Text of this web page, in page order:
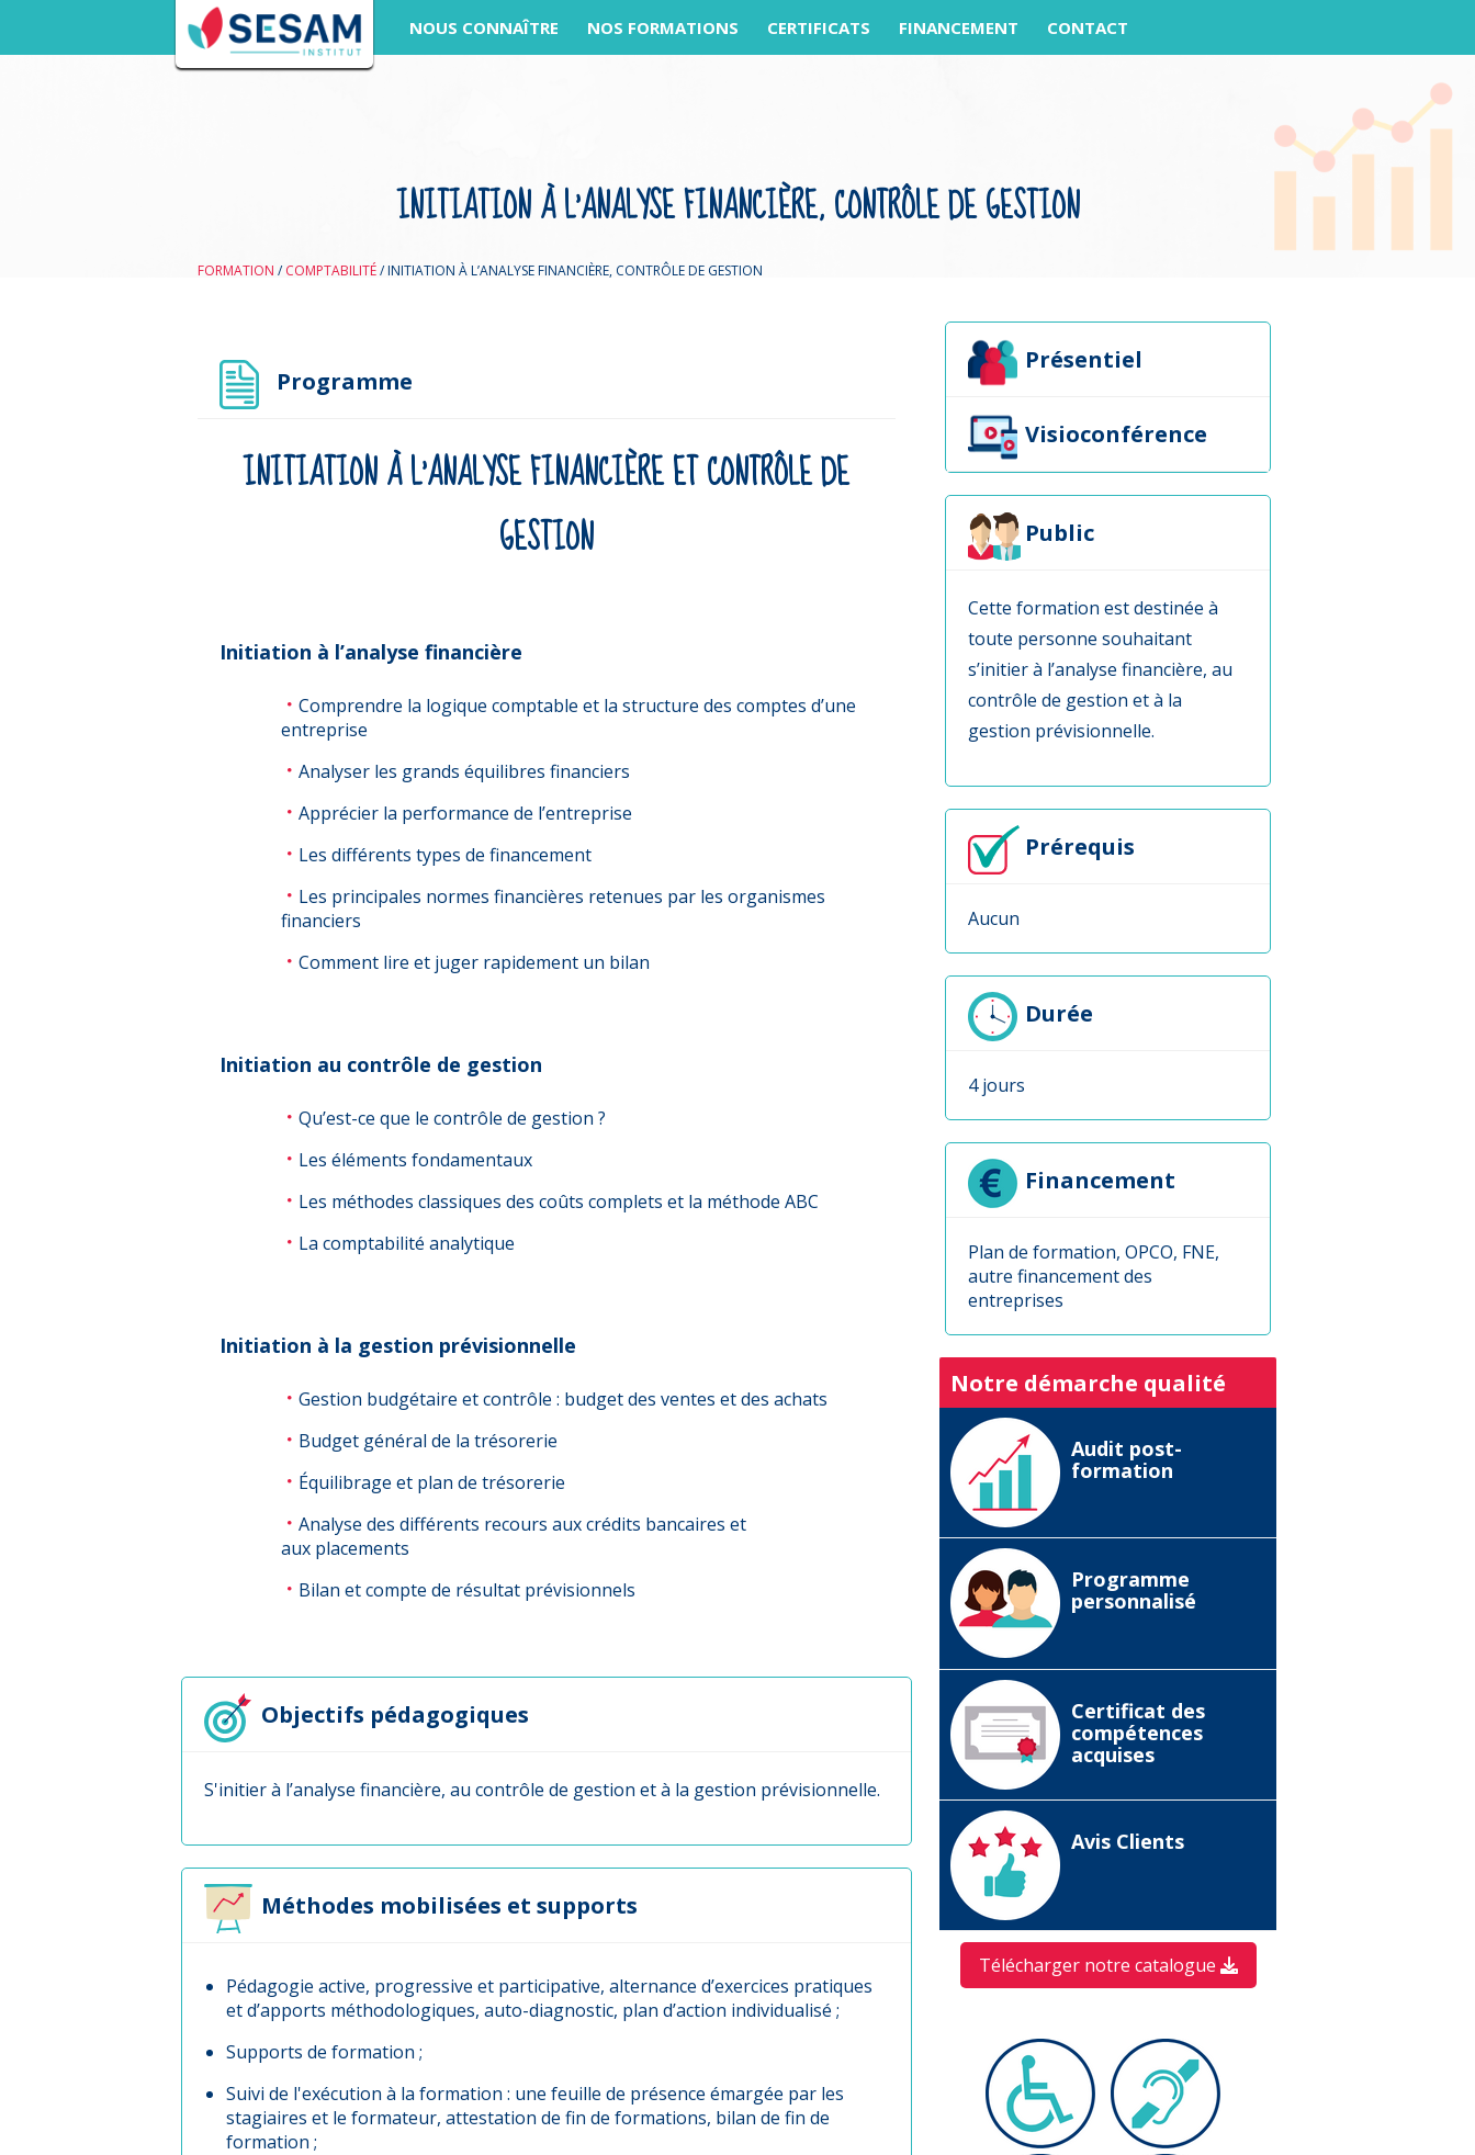
NOUS CONNAÎTRE NOS FORMATIONS CERTIFICATS FINANCEMENT CONTACT
INITIATION À L’ANALYSE FINANCIÈRE, CONTRÔLE DE GESTION
FORMATION /COMPTABILITÉ/INITIATION À L’ANALYSE FINANCIÈRE, CONTRÔLE DE GESTION
Programme
INITIATION À L’ANALYSE FINANCIÈRE ET CONTRÔLE DE
GESTION
Initiation à l’analyse financière
Comprendre la logique comptable et la structure des comptes d’une
entreprise
Analyser les grands équilibres financiers
Apprécier la performance de l’entreprise
Les différents types de financement
Les principales normes financières retenues par les organismes
financiers
Comment lire et juger rapidement un bilan
Initiation au contrôle de gestion
Qu’est-ce que le contrôle de gestion ?
Les éléments fondamentaux
Les méthodes classiques des coûts complets et la méthode ABC
La comptabilité analytique
Initiation à la gestion prévisionnelle
Gestion budgétaire et contrôle : budget des ventes et des achats
Budget général de la trésorerie
Équilibrage et plan de trésorerie
Analyse des différents recours aux crédits bancaires et
aux placements
Bilan et compte de résultat prévisionnels
Objectifs pédagogiques
S'initier à l’analyse financière, au contrôle de gestion et à la gestion prévisionnelle.
Méthodes mobilisées et supports
Pédagogie active, progressive et participative, alternance d’exercices pratiques
et d’apports méthodologiques, auto-diagnostic, plan d’action individualisé ;
Supports de formation ;
Suivi de l'exécution à la formation : une feuille de présence émargée par les
stagiaires et le formateur, attestation de fin de formations, bilan de fin de
formation ;
Présentiel
Visioconférence
Public
Cette formation est destinée à
toute personne souhaitant
s’initier à l’analyse financière, au
contrôle de gestion et à la
gestion prévisionnelle.
Prérequis
Aucun
Durée
4 jours
Financement
Plan de formation, OPCO, FNE,
autre financement des
entreprises
Notre démarche qualité
Audit post-
formation
Programme
personnalisé
Certificat des
compétences
acquises
Avis Clients
Télécharger notre catalogue